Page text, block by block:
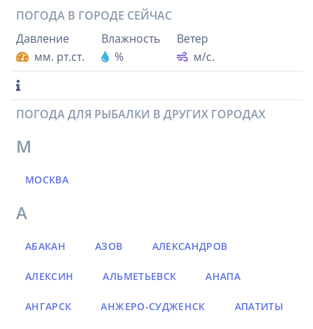
ПОГОДА В ГОРОДЕ СЕЙЧАС
Давление
мм. рт.ст.
Влажность
%
Ветер
м/с.
ПОГОДА ДЛЯ РЫБАЛКИ В ДРУГИХ ГОРОДАХ
М
МОСКВА
А
АБАКАН АЗОВ АЛЕКСАНДРОВ
АЛЕКСИН АЛЬМЕТЬЕВСК АНАПА
АНГАРСК АНЖЕРО-СУДЖЕНСК АПАТИТЫ